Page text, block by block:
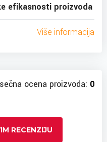
efikasnosti proizvoda
Više informacija
ocena proizvoda: 0
RECENZIJU